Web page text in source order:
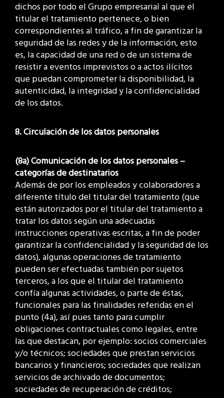
dichos por todo el Grupo empresarial al que el
titular el tratamiento pertenece, o bien
correspondientes al tráfico, a fin de garantizar la
seguridad de las redes y de la información, esto
es, la capacidad de una red o de un sistema de
resistir a eventos imprevistos o a actos ilícitos
que puedan comprometer la disponibilidad, la
autenticidad, la integridad y la confidencialidad
de los datos.
8. Circulación de los datos personales
(8a) Comunicación de los datos personales –
categorías de destinatarios
Además de por los empleados y colaboradores a
diferente título del titular del tratamiento (que
están autorizados por el titular del tratamiento a
tratar los datos según una adecuadas
instrucciones operativas escritas, a fin de poder
garantizar la confidencialidad y la seguridad de los
datos), algunas operaciones de tratamiento
pueden ser efectuadas también por sujetos
terceros, a los que el titular del tratamiento
confía algunas actividades, o parte de éstas,
funcionales para las finalidades referidas en el
punto (4a), así pues tanto para cumplir
obligaciones contractuales como legales, entre
las que destacan, por ejemplo: socios comerciales
y/o técnicos; sociedades que prestan servicios
bancarios y financieros; sociedades que realizan
servicios de archivado de documentos;
sociedades de recuperación de créditos;